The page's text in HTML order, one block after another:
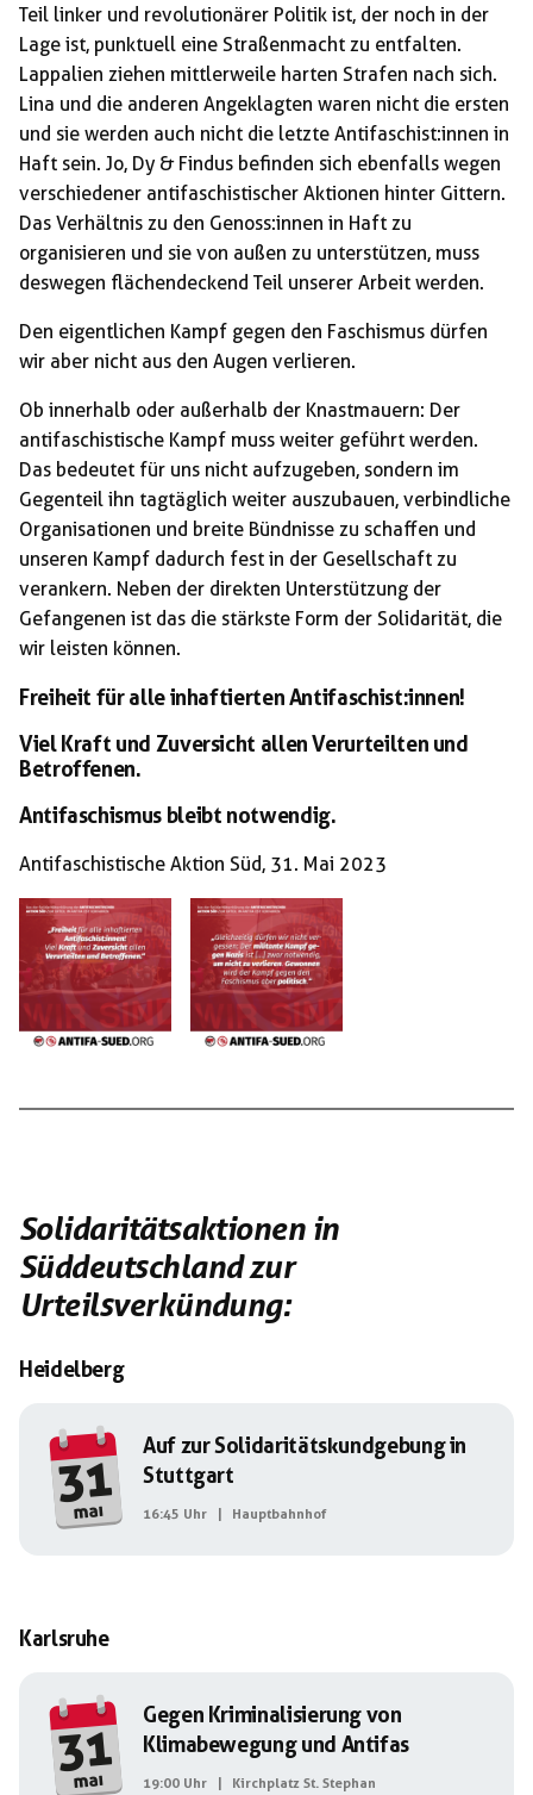
Teil linker und revolutionärer Politik ist, der noch in der
Lage ist, punktuell eine Straßenmacht zu entfalten.
Lappalien ziehen mittlerweile harten Strafen nach sich.
Lina und die anderen Angeklagten waren nicht die ersten
und sie werden auch nicht die letzte Antifaschist:innen in
Haft sein. Jo, Dy & Findus befinden sich ebenfalls wegen
verschiedener antifaschistischer Aktionen hinter Gittern.
Das Verhältnis zu den Genoss:innen in Haft zu
organisieren und sie von außen zu unterstützen, muss
deswegen flächendeckend Teil unserer Arbeit werden.
Den eigentlichen Kampf gegen den Faschismus dürfen
wir aber nicht aus den Augen verlieren.
Ob innerhalb oder außerhalb der Knastmauern: Der
antifaschistische Kampf muss weiter geführt werden.
Das bedeutet für uns nicht aufzugeben, sondern im
Gegenteil ihn tagtäglich weiter auszubauen, verbindliche
Organisationen und breite Bündnisse zu schaffen und
unseren Kampf dadurch fest in der Gesellschaft zu
verankern. Neben der direkten Unterstützung der
Gefangenen ist das die stärkste Form der Solidarität, die
wir leisten können.
Freiheit für alle inhaftierten Antifaschist:innen!
Viel Kraft und Zuversicht allen Verurteilten und
Betroffenen.
Antifaschismus bleibt notwendig.
Antifaschistische Aktion Süd, 31. Mai 2023
Solidaritätsaktionen in
Süddeutschland zur
Urteilsverkündung:
Heidelberg
mai
31
Auf zur Solidaritätskundgebung in
Stuttgart
16:45 Uhr Hauptbahnhof
Karlsruhe
mai
31
Gegen Kriminalisierung von
Klimabewegung und Antifas
19:00 Uhr Kirchplatz St. Stephan